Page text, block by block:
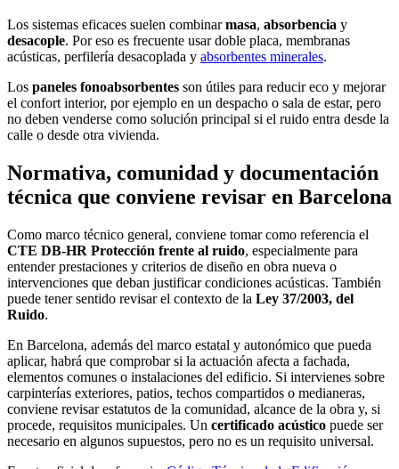
Los sistemas eficaces suelen combinarmasa, absorbencia y
desacople. Por eso es frecuente usar doble placa, membranas
acústicas, perfilería desacoplada y absorbentes minerales.
Los paneles fonoabsorbentes son útiles para reducir eco y mejorar
el confort interior, por ejemplo en un despacho o sala de estar, pero
no deben venderse como solución principal si el ruido entra desde la
calle o desde otra vivienda.
Normativa, comunidad y documentación
técnica que conviene revisar en Barcelona
Como marco técnico general, conviene tomar como referencia el
CTE DB-HR Protección frente al ruido, especialmente para
entender prestaciones y criterios de diseño en obra nueva o
intervenciones que deban justificar condiciones acústicas. También
puede tener sentido revisar el contexto de la Ley 37/2003, del
Ruido.
En Barcelona, además del marco estatal y autonómico que pueda
aplicar, habrá que comprobar si la actuación afecta a fachada,
elementos comunes o instalaciones del edificio. Si intervienes sobre
carpinterías exteriores, patios, techos compartidos o medianeras,
conviene revisar estatutos de la comunidad, alcance de la obra y, si
procede, requisitos municipales. Un certificado acústico puede ser
necesario en algunos supuestos, pero no es un requisito universal.